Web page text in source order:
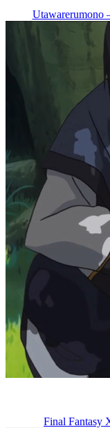
Utawarerumono
Final Fantasy